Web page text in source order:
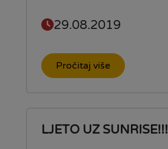
29.08.2019
Pročitaj više
LJETO UZ SUNRISE!!!